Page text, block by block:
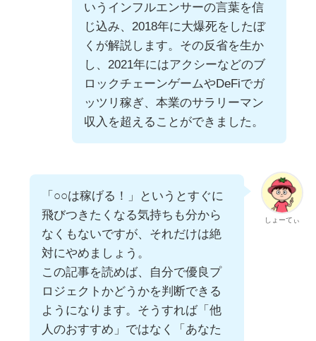
いうインフルエンサーの言葉を信
じ込み、2018年に大爆死をしたぼ
くが解説します。その反省を生か
し、2021年にはアクシーなどのブ
ロックチェーンゲームやDeFiでガ
ッツリ稼ぎ、本業のサラリーマン
収入を超えることができました。
しょーてぃ
「○○は稼げる！」というとすぐに
飛びつきたくなる気持ちも分から
なくもないですが、それだけは絶
対にやめましょう。
この記事を読めば、自分で優良プ
ロジェクトかどうかを判断できる
ようになります。そうすれば「他
人のおすすめ」ではなく「あなた